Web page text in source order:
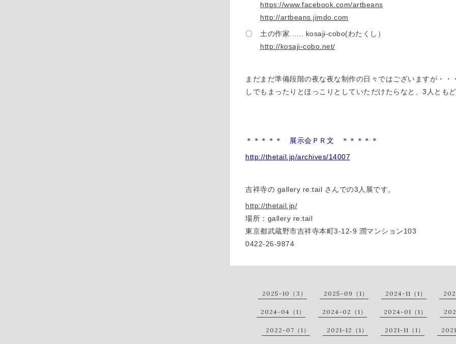
https://www.facebook.com/artbeans
http://artbeans.jimdo.com
〇 土の作家...... kosaji-cobo(わたくし）
http://kosaji-cobo.net/
まだまだ準備段階の夜な夜な制作の日々ではございますが・
しでもまったりとほっこりとしていただけたらなと、3人とも
＊＊＊＊＊ 展示会ＰＲ文 ＊＊＊＊＊
http://thetail.jp/archives/14007
吉祥寺の gallery re:tail さんでの3人展です。
http://thetail.jp/
場所：gallery re:tail
東京都武蔵野市吉祥寺本町3-12-9 潤マンション103
0422-26-9874
2025-10（3） 2025-09（1） 2024-11（1）
2024-04（1） 2024-02（1） 2024-01（1）
2022-07（1） 2021-12（1） 2021-11（1）